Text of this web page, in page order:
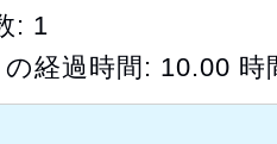
: 1
経過時間: 10.00 時